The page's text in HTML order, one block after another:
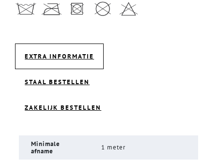
EXTRA INFORMATIE
STAAL BESTELLEN
ZAKELIJK BESTELLEN
Minimale
afname
1 meter